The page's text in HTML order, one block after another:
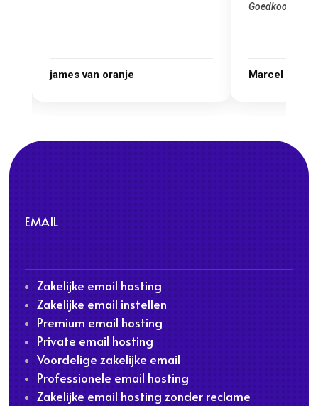
james van oranje
Goedkoop en
Marcel Thijs
EMAIL
Zakelijke email hosting
Zakelijke email instellen
Premium email hosting
Private email hosting
Voordelige zakelijke email
Professionele email hosting
Zakelijke email hosting zonder reclame